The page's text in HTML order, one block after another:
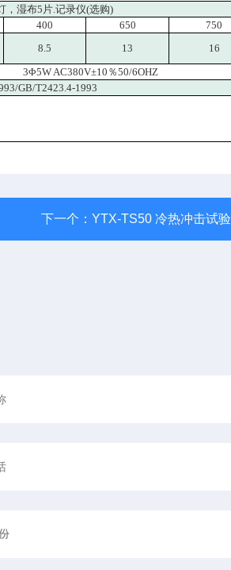
，湿布5片.记录仪(选购)
400 650
750
8.5 13
16
3Φ5W AC380V±10％50/6OHZ
GB/T2423.4-1993
下一个： YTX-TS50 冷热冲击试